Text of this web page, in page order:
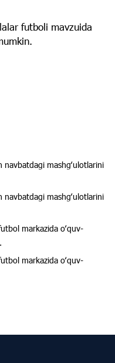
futboli mavzuida
navbatdagi mashgʻulotlarini
navbatdagi mashgʻulotlarini
markazida oʻquv-
markazida oʻquv-